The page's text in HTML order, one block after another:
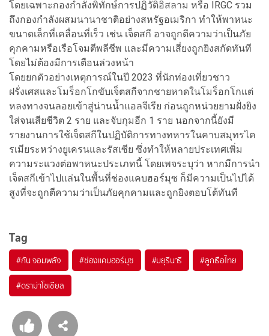
โดยเฉพาะกองกำลังพิทักษ์การปฏิวัติอิสลาม หรือ IRGC รวม
ถึงกองกำลังผสมนานาชาติอย่างสหรัฐอเมริกา ทำให้พาหนะ
ขนาดเล็กที่เคลื่อนที่เร็ว เช่น เจ็ตสกี อาจถูกตีความว่าเป็นภัย
คุกคามหรือเรือโจมตีพลีชีพ และมีความเสี่ยงถูกยิงสกัดทันที
โดยไม่ต้องมีการเตือนล่วงหน้า
โดยยกตัวอย่างเหตุการณ์ในปี 2023 ที่นักท่องเที่ยวชาว
ฝรั่งเศสและโมร็อกโกขับเจ็ตสกีจากชายหาดในโมร็อกโกแต่
หลงทางจนลอยเข้าสู่น่านน้ำแอลจีเรีย ก่อนถูกหน่วยยามฝั่งยิง
ใส่จนเสียชีวิต 2 ราย และจับกุมอีก 1 ราย นอกจากนี้ยังมี
รายงานการใช้เจ็ตสกีในปฏิบัติการทางทหารในคาบสมุทรไค
รเมียระหว่างยูเครนและรัสเซีย ซึ่งทำให้หลายประเทศเพิ่ม
ความระแวงต่อพาหนะประเภทนี้ โดยเพจระบุว่า หากมีการนำ
เจ็ตสกีเข้าไปแล่นในพื้นที่ช่องแคบฮอร์มุซ ก็มีความเป็นไปได้
สูงที่จะถูกตีความว่าเป็นภัยคุกคามและถูกยิงตอบโต้ทันที
Tag
#กัน จอมพลัง #ช่องแคบฮอร์มุซ #มยุรีนารี #ลูกเรือไทย
#ดราม่าโซเชียล